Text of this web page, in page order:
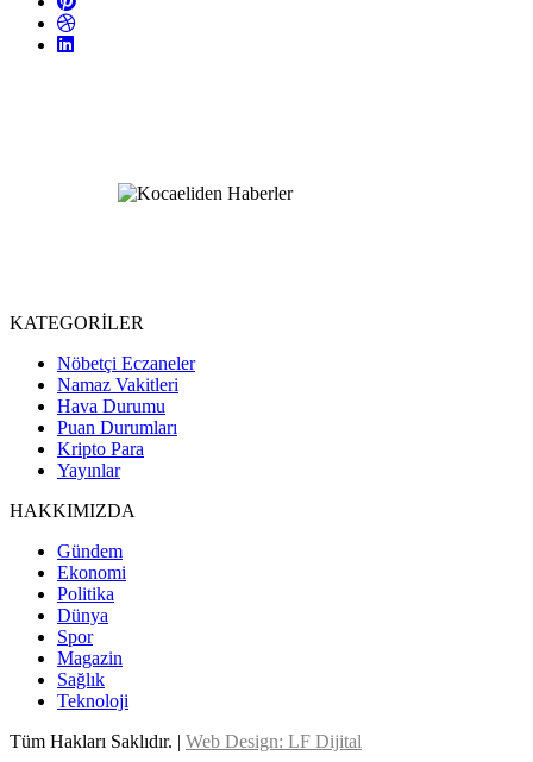
KATEGORİLER
Nöbetçi Eczaneler
Namaz Vakitleri
Hava Durumu
Puan Durumları
Kripto Para
Yayınlar
HAKKIMIZDA
Gündem
Ekonomi
Politika
Dünya
Spor
Magazin
Sağlık
Teknoloji
Tüm Hakları Saklıdır. | Web Design: LF Dijital